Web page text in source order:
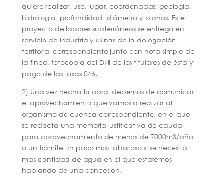
quiere realizar, uso, lugar, coordenadas, geología,
hidrologia, profundidad, diámetro y planos. Este
proyecto de labores subterráneas se entrega en
servicio de Industria y Minas de la delegación
territorial correspondiente junto con nota simple de
la finca, fotocopia del DNI de los titulares de ésta y
pago de las tasas 046.
2) Una vez hecha la obra, debemos de comunicar
el aprovechamiento que vamos a realizar al
organismo de cuenca correspondiente, en el que
se redacta una memoria justificativa de caudal
para aprovechamiento de menos de 7000m3/año
o un trámite un poco mas laborioso si se necesita
mas cantidad de agua en el que estaremos
hablando de una concesión.